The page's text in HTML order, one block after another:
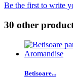
Be the first to write
30 other
Betisoare...